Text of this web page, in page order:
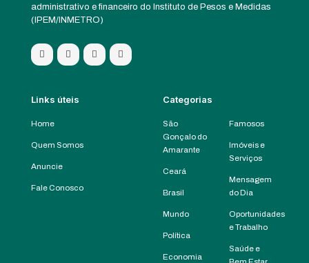
administrativo e financeiro do Instituto de Pesos e Medidas
(IPEM/INMETRO)
Links úteis
Home
Quem Somos
Anuncie
Fale Conosco
Categorias
São
Gonçalo do
Amarante
Ceará
Brasil
Mundo
Política
Economia
Famosos
Imóveis e
Serviços
Mensagem
do Dia
Oportunidades
e Trabalho
Saúde e